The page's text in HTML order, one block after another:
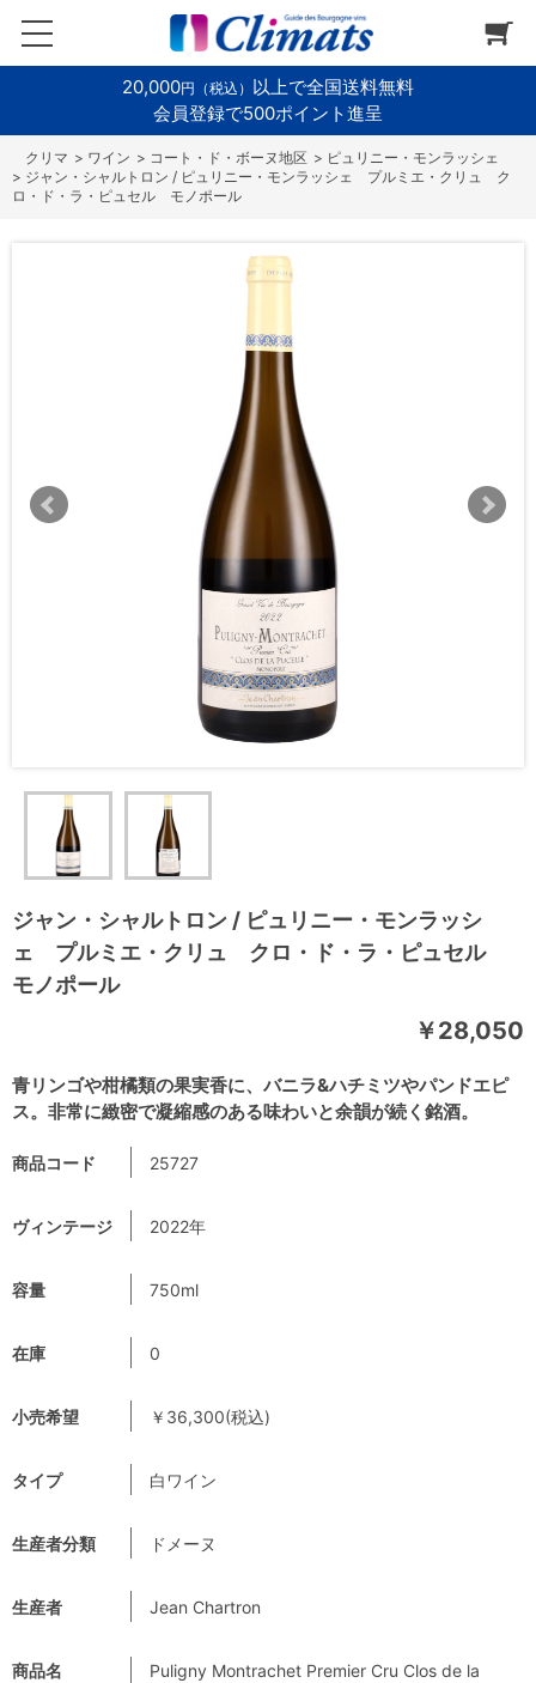
20,000円（税込） 以上で全国送料無料
会員登録で500ポイント進呈
> ワイン > コート・ド・ボーヌ地区 > ピュリニー・モンラッシェ
> ジャン・シャルトロン / ピュリニー・モンラッシェ プルミエ・クリュ ク
ロ・ド・ラ・ピュセル モノポール
ジャン・シャルトロン / ピュリニー・モンラッシ
ェ プルミエ・クリュ クロ・ド・ラ・ピュセル
モノポール
青リンゴや柑橘類の果実香に、バニラ&ハチミツやパンドエピ
ス。非常に緻密で凝縮感のある味わいと余韻が続く銘酒。
￥28,050
商品コード 25727
ヴィンテージ 2022年
容量 750ml
在庫 0
小売希望 ￥36,300(税込)
タイプ 白ワイン
生産者分類 ドメーヌ
生産者 Jean Chartron
商品名
Puligny Montrachet Premier Cru Clos de la